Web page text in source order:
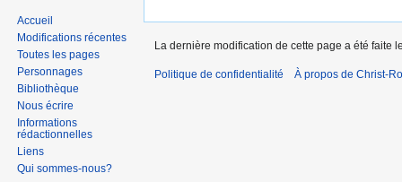
navigation
recherche
Accueil
Modifications récentes
Toutes les pages
Personnages
Bibliothèque
Nous écrire
Informations
rédactionnelles
Liens
Qui sommes-nous?
La dernière modification de cette page a été faite
Politique de confidentialité À propos de Christ-